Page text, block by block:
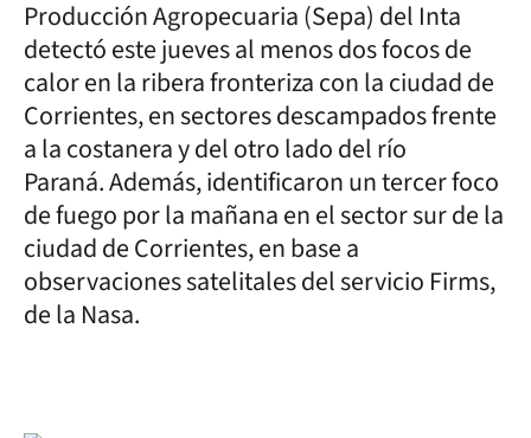
Producción Agropecuaria (Sepa) del Inta
detectó este jueves al menos dos focos de
calor en la ribera fronteriza con la ciudad de
Corrientes, en sectores descampados frente
a la costanera y del otro lado del río
Paraná. Además, identificaron un tercer foco
de fuego por la mañana en el sector sur de la
ciudad de Corrientes, en base a
observaciones satelitales del servicio Firms,
de la Nasa.